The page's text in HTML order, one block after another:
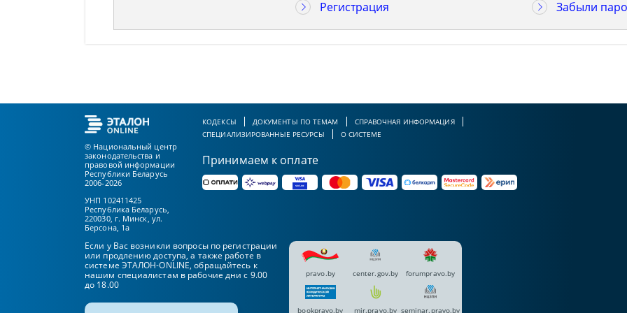
Регистрация Забыли
© Национальный центр
законодательства и
правовой информации
Республики Беларусь
2006-2026
УНП 102411425
Республика Беларусь,
220030, г. Минск, ул.
Берсона, 1а
КОДЕКСЫ ДОКУМЕНТЫ ПО ТЕМАМ
СПРАВОЧНАЯ ИНФОРМАЦИЯ
СПЕЦИАЛИЗИРОВАННЫЕ РЕСУРСЫ
О СИСТЕМЕ
Принимаем к оплате
Если у Вас возникли вопросы по регистрации
или продлению доступа, а также работе в
системе ЭТАЛОН-ONLINE, обращайтесь к
нашим специалистам в рабочие дни с 9.00
до 18.00
pravo.by center.gov.by forumpravo.by
bookpravo.by mir.pravo.by seminar.pravo.by